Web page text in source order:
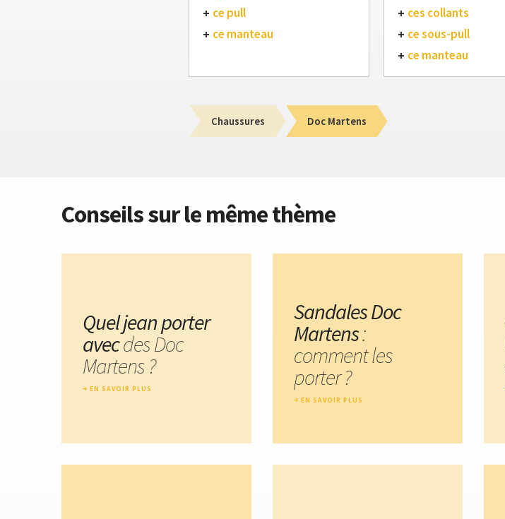
ce pull
ce manteau
ces collants
ce sous-pull
ce manteau
Chaussures Doc Martens
Conseils sur le même thème
Quel jean porter
avecdes Doc
Martens ?
EN SAVOIR PLUS
Sandales Doc
Martens:
comment les
porter ?
EN SAVOIR PLUS